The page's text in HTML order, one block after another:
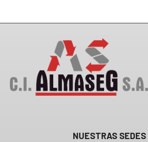
NUESTRAS SEDES